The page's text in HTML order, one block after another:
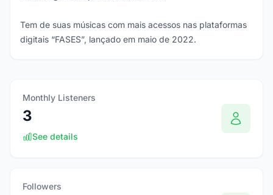
Tem de suas músicas com mais acessos nas plataformas
digitais “FASES”, lançado em maio de 2022.
Monthly Listeners
3
See details
Followers